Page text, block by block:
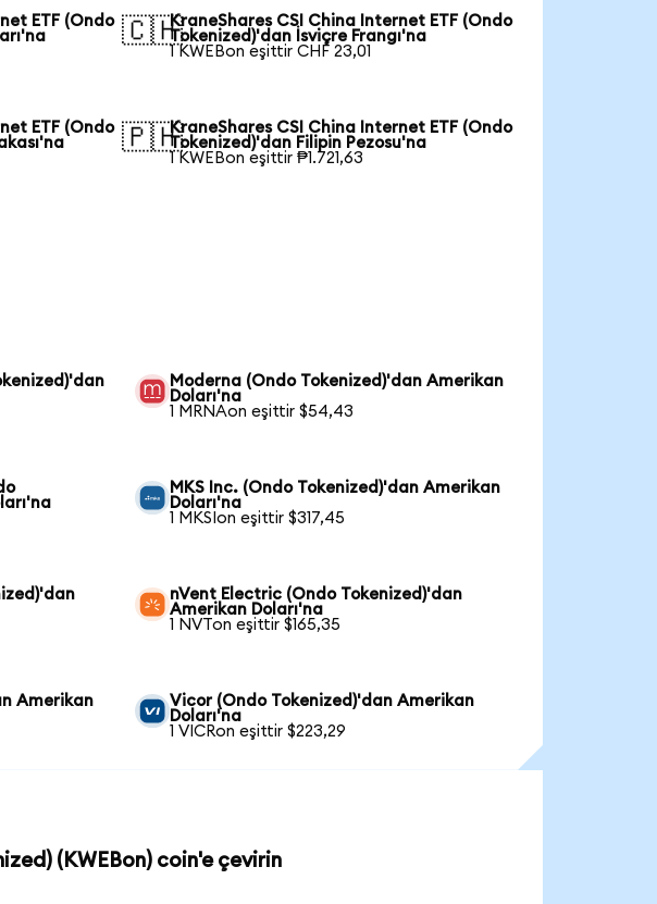
ETF (Ondo 🇨🇭KraneShares CSI China Internet ETF (Ondo
Tokenized)'dan İsviçre Frangı'na
1 KWEBon eşittir CHF 23,01
ETF (Ondo 🇵🇭KraneShares CSI China Internet ETF (Ondo
Tokenized)'dan Filipin Pezosu'na
1 KWEBon eşittir ₱1.721,63
Moderna (Ondo Tokenized)'dan Amerikan
Doları'na
1 MRNAon eşittir $54,43
MKS Inc. (Ondo Tokenized)'dan Amerikan
Doları'na
1 MKSIon eşittir $317,45
nVent Electric (Ondo Tokenized)'dan
Amerikan Doları'na
1 NVTon eşittir $165,35
Amerikan
Vicor (Ondo Tokenized)'dan Amerikan
Doları'na
1 VICRon eşittir $223,29
(KWEBon) coin'e çevirin